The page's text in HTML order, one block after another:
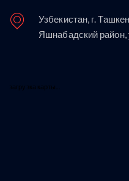
Узбекистан, г.
Яшнабадский район,
загрузка карты...